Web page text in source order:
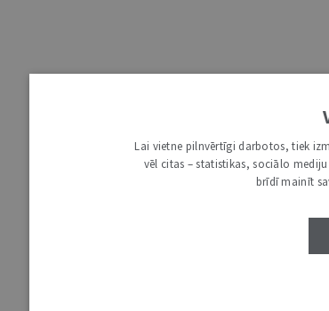
Lai vietne pilnvērtīgi darbotos, tiek
vēl citas – statistikas, sociālo
brīdī mainīt